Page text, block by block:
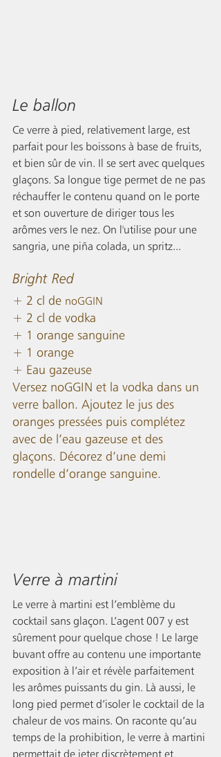
Le ballon
Ce verre à pied, relativement large, est
parfait pour les boissons à base de fruits,
et bien sûr de vin. Il se sert avec quelques
glaçons. Sa longue tige permet de ne pas
réchauffer le contenu quand on le porte
et son ouverture de diriger tous les
arômes vers le nez. On l'utilise pour une
sangria, une piña colada, un spritz...
Bright Red
+ 2 cl de noGGIN
+ 2 cl de vodka
+ 1 orange sanguine
+ 1 orange
+ Eau gazeuse
Versez noGGIN et la vodka dans un
verre ballon. Ajoutez le jus des
oranges pressées puis complétez
avec de l’eau gazeuse et des
glaçons. Décorez d’une demi
rondelle d’orange sanguine.
Verre à martini
Le verre à martini est l’emblème du
cocktail sans glaçon. L’agent 007 y est
sûrement pour quelque chose ! Le large
buvant offre au contenu une importante
exposition à l’air et révèle parfaitement
les arômes puissants du gin. Là aussi, le
long pied permet d’isoler le cocktail de la
chaleur de vos mains. On raconte qu’au
temps de la prohibition, le verre à martini
permettait de jeter discrètement et